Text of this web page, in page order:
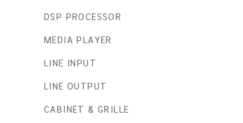
DSP PROCESSOR
MEDIA PLAYER
LINE INPUT
LINE OUTPUT
CABINET & GRILLE